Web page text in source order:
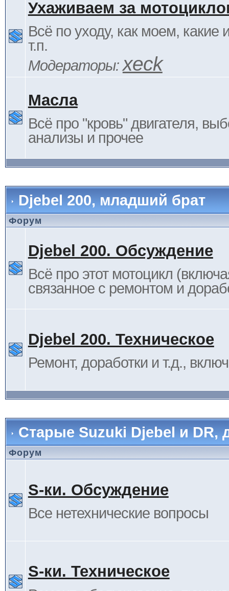
Ухаживаем за
Всё по уходу, как моем, какие
т.п.
Модераторы:xeck
Масла
Всё про "кровь" двигателя,
анализы и прочее
Djebel 200, младший брат
Форум
Djebel 200. Обсуждение
Всё про этот мотоцикл
связанное с ремонтом и
Djebel 200. Техническое
Ремонт, доработки и т.д.,
Старые Suzuki Djebel и DR,
Форум
S-ки. Обсуждение
Все нетехнические вопросы
S-ки. Техническое